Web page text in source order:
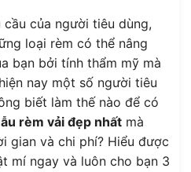
của người tiêu dùng,
loại rèm có thể nâng
bạn bởi tính thẩm mỹ mà
nay một số người tiêu
biết làm thế nào để có
rèm vải đẹp nhất mà
gian và chi phí? Hiểu được
mí ngay và luôn cho bạn 3